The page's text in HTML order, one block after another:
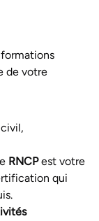
de votre
RNCPest votre
qui